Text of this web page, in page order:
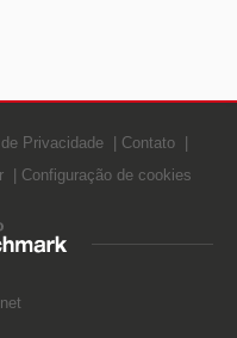
Privacidade
Contato
Configuração de cookies